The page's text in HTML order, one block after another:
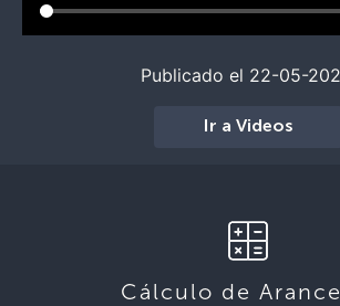
Publicado el 22-05-
Ir a Videos
Cálculo de